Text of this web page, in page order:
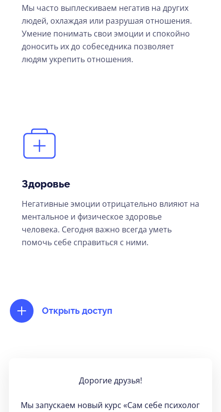
Мы часто выплескиваем негатив на других
людей, охлаждая или разрушая отношения.
Умение понимать свои эмоции и спокойно
доносить их до собеседника позволяет
людям укрепить отношения.
Здоровье
Негативные эмоции отрицательно влияют на
ментальное и физическое здоровье
человека. Сегодня важно всегда уметь
помочь себе справиться с ними.
Открыть доступ
Дорогие друзья!
Мы запускаем новый курс «Сам себе психолог